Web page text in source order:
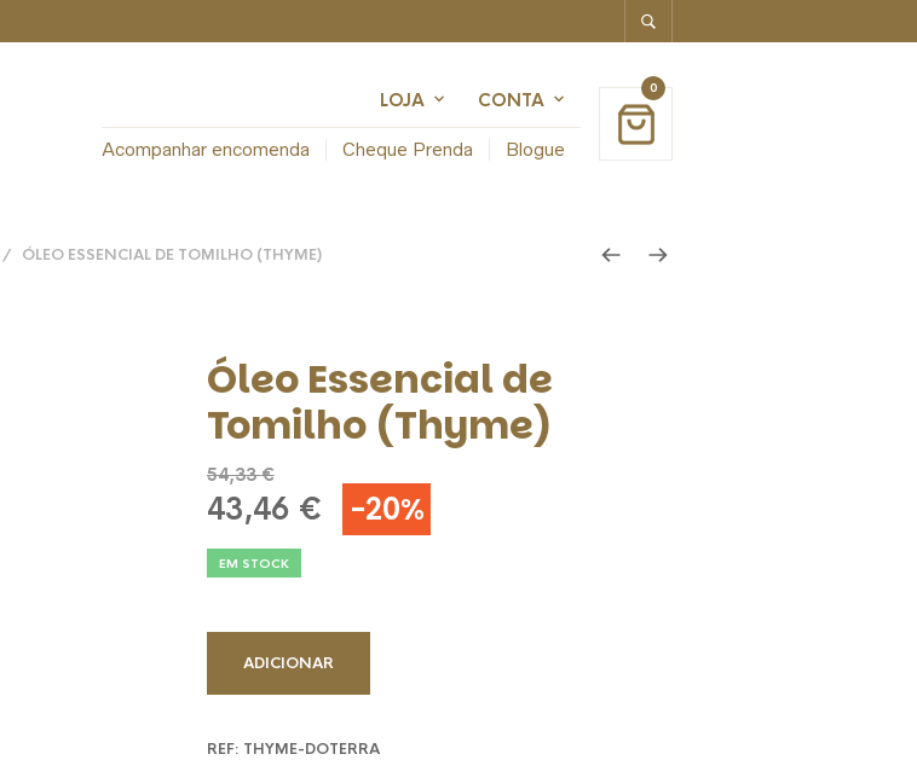
LOJA CONTA
Acompanhar encomenda Cheque Prenda Blogue
0
/ ÓLEO ESSENCIAL DE TOMILHO (THYME)
Óleo Essencial de
Tomilho (Thyme)
54,33€
O
original
54,33 €.
43,46 €O
preço
43,46 €.
-20%
EM STOCK
ADICIONAR
REF: THYME-DOTERRA